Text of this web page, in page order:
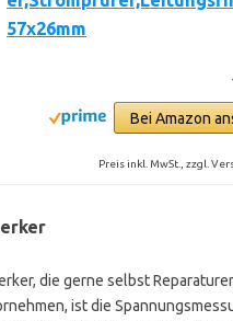
57x26mm
Bei Amazon
Preis inkl. MwSt., zzgl.
die gerne selbst
ist die